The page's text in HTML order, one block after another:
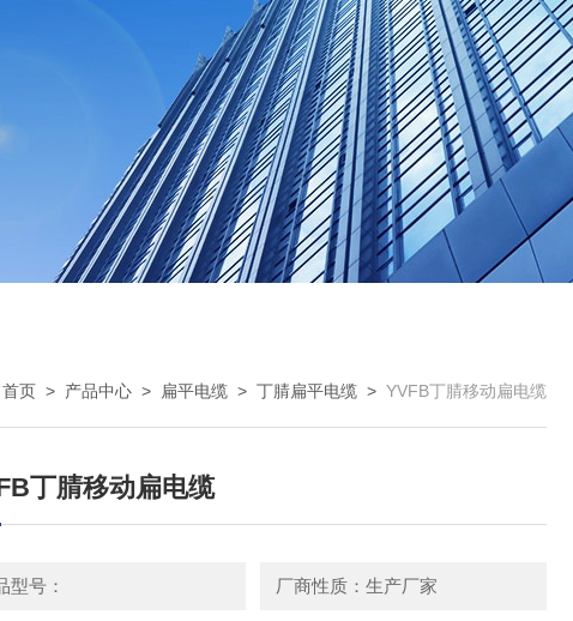
首页 > 产品中心 > 扁平电缆 > 丁腈扁平电缆 > YVFB丁腈移动扁电缆
丁腈移动扁电缆
型号： 厂商性质：生产厂家